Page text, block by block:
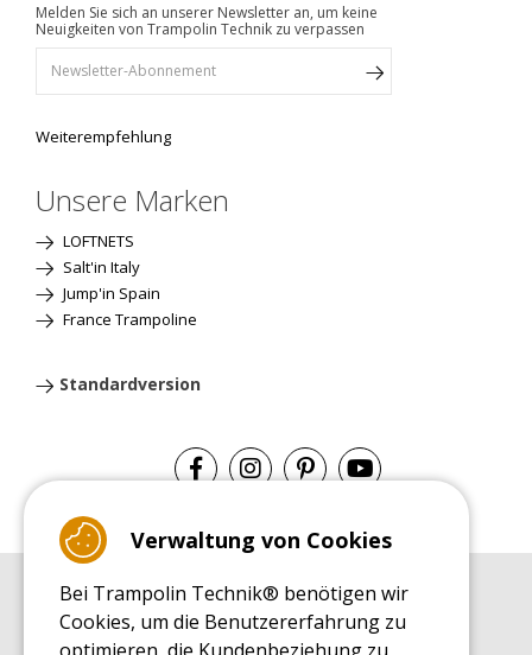
Melden Sie sich an unserer Newsletter an, um keine
Neuigkeiten von Trampolin Technik zu verpassen
Weiterempfehlung
Unsere Marken
LOFTNETS
Salt'in Italy
Jump'in Spain
France Trampoline
Standardversion
EINKAUFSRATGEBER
Einkaufsratgeber
Verwaltung von Cookies
Bei Trampolin Technik® benötigen wir
Cookies, um die Benutzererfahrung zu